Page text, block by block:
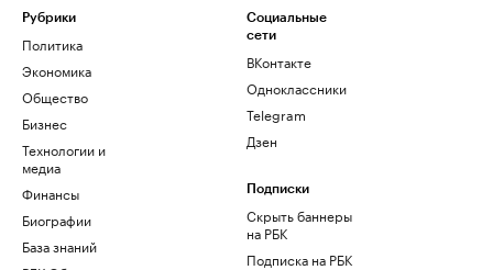
Рубрики
Политика
Экономика
Общество
Бизнес
Технологии и
медиа
Финансы
Биографии
База знаний
Социальные
сети
ВКонтакте
Одноклассники
Telegram
Дзен
Подписки
Скрыть баннеры
на РБК
Подписка на РБК